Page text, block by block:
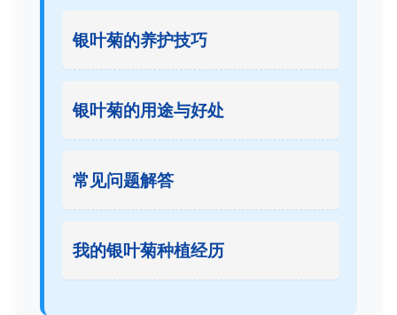
银叶菊的养护技巧
银叶菊的用途与好处
常见问题解答
我的银叶菊种植经历